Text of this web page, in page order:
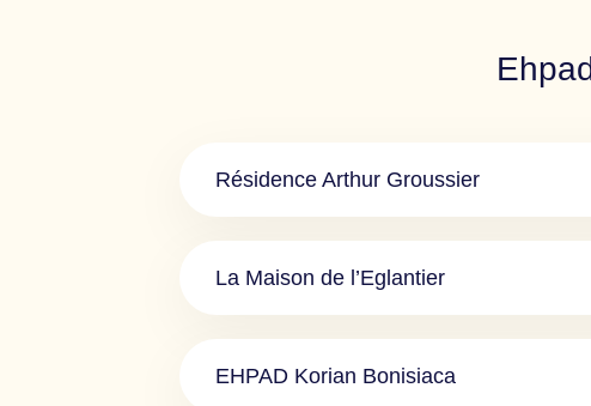
Résidence Arthur Groussier
La Maison de l’Eglantier
EHPAD Korian Bonisiaca